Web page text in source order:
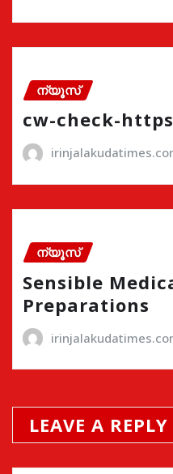
ന്യൂസ്
cw-check-
ന്യൂസ്
Sensible
Preparations
LEAVE A REPLY